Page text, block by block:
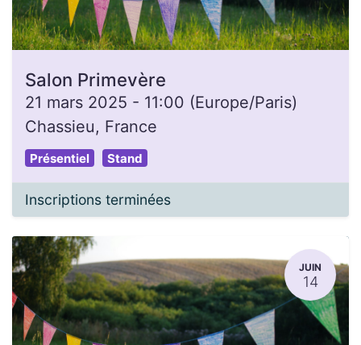
Salon Primevère
21 mars 2025 - 11:00 (Europe/Paris)
Chassieu, France
Présentiel Stand
Inscriptions terminées
JUIN
14